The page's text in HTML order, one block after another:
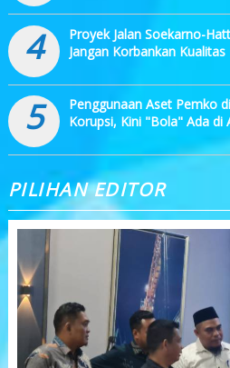
4
Proyek Jalan Soekarno-
Jangan Korbankan
5
Penggunaan Aset Pemko
Korupsi, Kini "Bola" Ada di
PILIHAN EDITOR